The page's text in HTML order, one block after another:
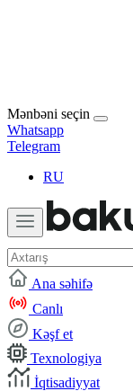
Mənbəni seçin
Whatsapp
Telegram
RU
Ana səhifə
Canlı
Kəşf et
Texnologiya
İqtisadiyyat